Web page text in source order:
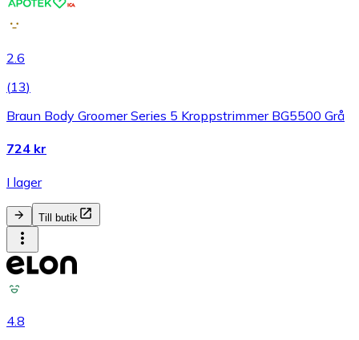
2.6
(13)
Braun Body Groomer Series 5 Kroppstrimmer BG5500 Grå
724 kr
I lager
Till butik
4.8